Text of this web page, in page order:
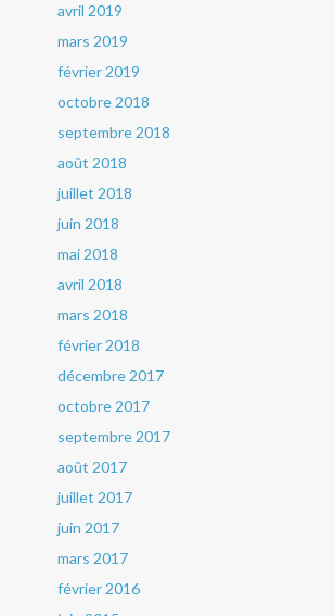
avril 2019
mars 2019
février 2019
octobre 2018
septembre 2018
août 2018
juillet 2018
juin 2018
mai 2018
avril 2018
mars 2018
février 2018
décembre 2017
octobre 2017
septembre 2017
août 2017
juillet 2017
juin 2017
mars 2017
février 2016